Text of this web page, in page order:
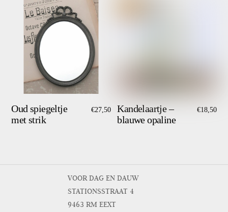
Oud spiegeltje
met strik
€27,50
Kandelaartje –
blauwe opaline
€18,50
VOOR DAG EN DAUW
STATIONSSTRAAT 4
9463 RM EEXT